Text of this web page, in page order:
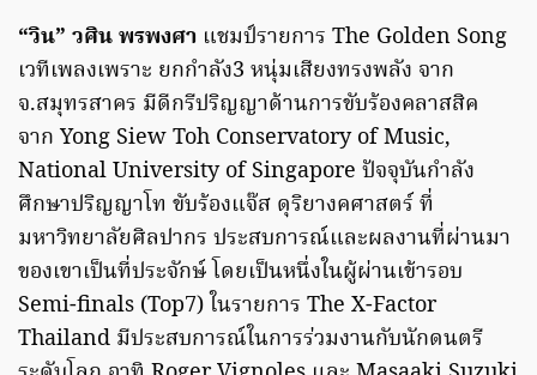
“วิน” วศิน พรพงศา แชมป์รายการ The Golden Song
เวทีเพลงเพราะ ยกกำลัง3 หนุ่มเสียงทรงพลัง จาก
จ.สมุทรสาคร มีดีกรีปริญญาด้านการขับร้องคลาสสิค
จาก Yong Siew Toh Conservatory of Music,
National University of Singapore ปัจจุบันกำลัง
ศึกษาปริญญาโท ขับร้องแจ๊ส ดุริยางคศาสตร์ ที่
มหาวิทยาลัยศิลปากร ประสบการณ์และผลงานที่ผ่านมา
ของเขาเป็นที่ประจักษ์ โดยเป็นหนึ่งในผู้ผ่านเข้ารอบ
Semi-finals (Top7) ในรายการ The X-Factor
Thailand มีประสบการณ์ในการร่วมงานกับนักดนตรี